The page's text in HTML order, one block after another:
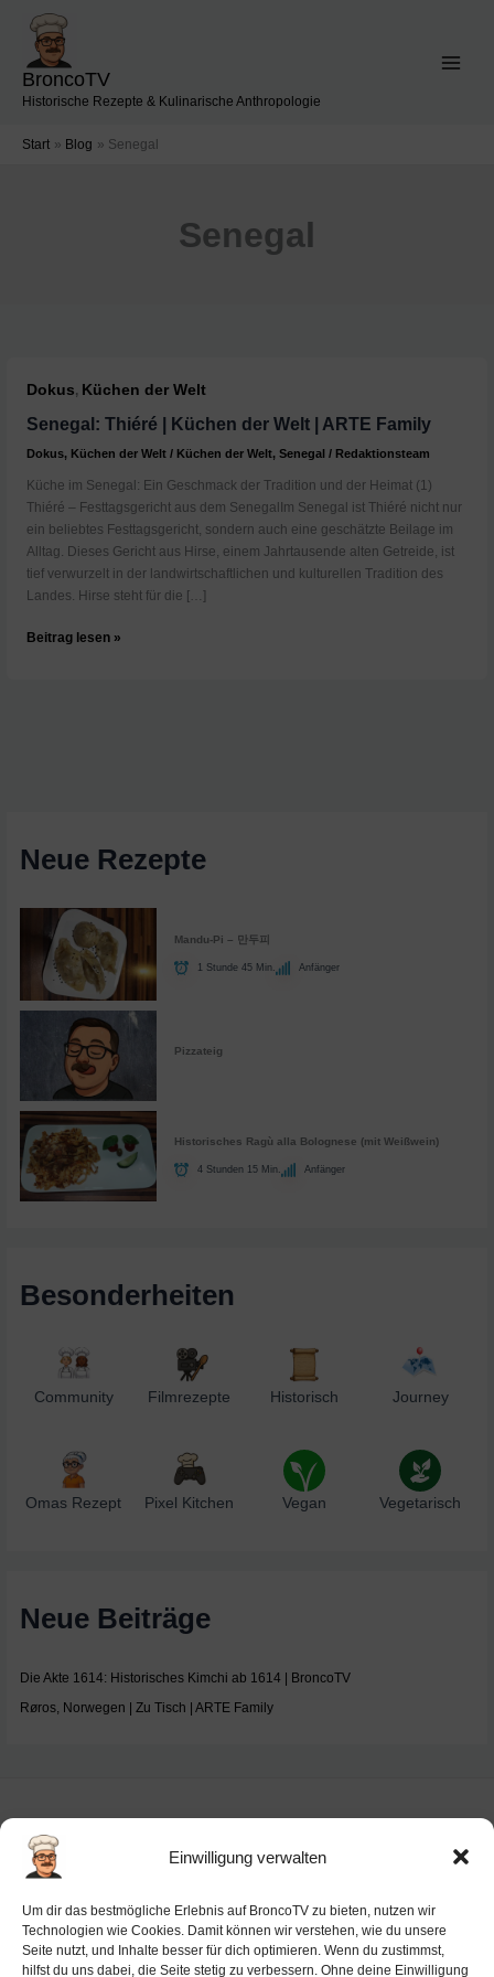
Einwilligung verwalten
Um dir das bestmögliche Erlebnis auf BroncoTV zu bieten, nutzen wir
Technologien wie Cookies. Damit können wir verstehen, wie du unsere
Seite nutzt, und Inhalte besser für dich optimieren. Wenn du zustimmst,
hilfst du uns dabei, die Seite stetig zu verbessern. Ohne deine Einwilligung
Inhalt
springen
BroncoTV
Historische Rezepte & Kulinarische Anthropologie
Start Blog Senegal
Senegal
Dokus, Küchen der Welt
Senegal: Thiéré | Küchen der Welt | ARTE Family
Dokus, Küchen der Welt / Küchen der Welt,Senegal / Redaktionsteam
Küche im Senegal: Ein Geschmack der Tradition und der Heimat (1)
Thiéré – Festtagsgericht aus dem SenegalIm Senegal ist Thiéré nicht nur
ein beliebtes Festtagsgericht, sondern auch eine geschätzte Beilage im
Alltag. Dieses Gericht aus Hirse, einem Jahrtausende alten Getreide, ist
tief verwurzelt in der landwirtschaftlichen und kulturellen Tradition des
Landes. Hirse steht für die […]
Senegal:
Beitrag lesen »
Neue Rezepte
Mandu-Pi – 만두피
1 Stunde 45 Min. Anfänger
Pizzateig
Historisches Ragù alla Bolognese (mit Weißwein)
4 Stunden 15 Min. Anfänger
Besonderheiten
Community Filmrezepte Historisch Journey
Omas Rezept Pixel Kitchen Vegan Vegetarisch
Neue Beiträge
Die Akte 1614: Historisches Kimchi ab 1614 | BroncoTV
Røros, Norwegen | Zu Tisch | ARTE Family
Datenschutz-Haftung
Cookie-Richtlinie (EU)